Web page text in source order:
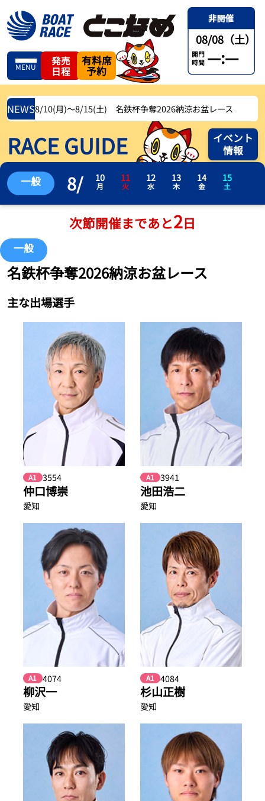
MENU
発売
日程
有料席
予約
08/08（土）
開門
時間 —:—
NEWS
8/10(月)〜8/15(土) 名鉄杯争奪2026納涼お盆レース
RACE GUIDE
イベント
情報
一般 8/ 10
月
11
火
12
水
13
木
14
金
15
土
次節開催まであと2日
一般
名鉄杯争奪2026納涼お盆レース
主な出場選手
A1 3554
仲口博崇
愛知
A1 3941
池田浩二
愛知
A1 4074
柳沢一
愛知
A1 4084
杉山正樹
愛知